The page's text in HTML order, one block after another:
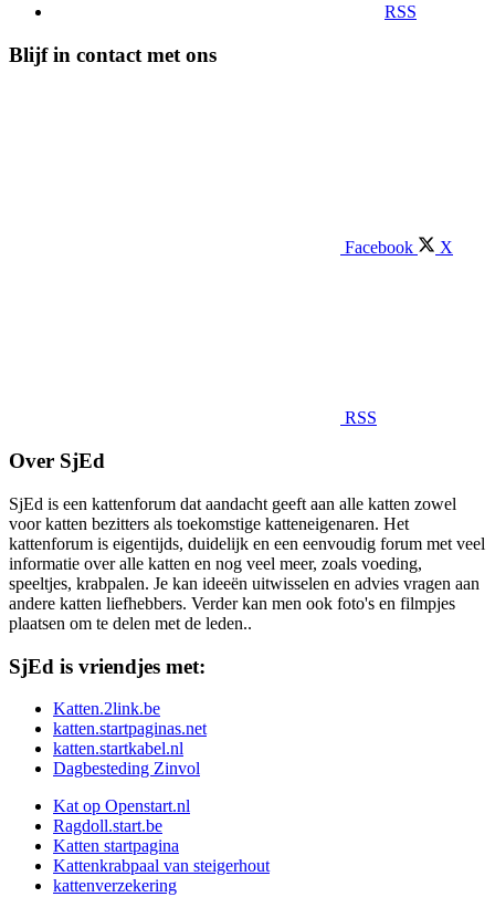
RSS
Blijf in contact met ons
Facebook X
RSS
Over SjEd
SjEd is een kattenforum dat aandacht geeft aan alle katten zowel
voor katten bezitters als toekomstige katteneigenaren. Het
kattenforum is eigentijds, duidelijk en een eenvoudig forum met veel
informatie over alle katten en nog veel meer, zoals voeding,
speeltjes, krabpalen. Je kan ideeën uitwisselen en advies vragen aan
andere katten liefhebbers. Verder kan men ook foto's en filmpjes
plaatsen om te delen met de leden..
SjEd is vriendjes met:
Katten.2link.be
katten.startpaginas.net
katten.startkabel.nl
Dagbesteding Zinvol
Kat op Openstart.nl
Ragdoll.start.be
Katten startpagina
Kattenkrabpaal van steigerhout
kattenverzekering